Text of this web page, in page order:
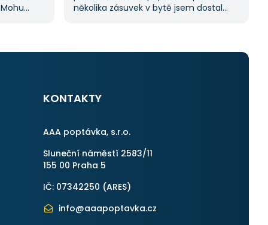
několika zásuvek v bytě jsem dostal
potřebovat, jistě se obrátím na stejnou
KONTAKTY
AAA poptávka, s.r.o.
Sluneční náměstí 2583/11
155 00 Praha 5
IČ: 07342250 (ARES)
info@aaapoptavka.cz